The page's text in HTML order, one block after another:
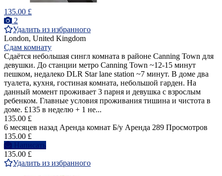
135.00 £
2
Удалить из избранного
London, United Kingdom
Сдам комнату
Сдаётся небольшая сингл комната в районе Canning Town для
девушки. До станции метро Canning Town ~12-15 минут
пешком, недалеко DLR Star lane station ~7 минут. В доме два
туалета, кухня, гостиная комната, небольшой гарден. На
данный момент проживает 3 парня и девушка с взрослым
ребенком. Главные условия проживания тишина и чистота в
доме. £135 в неделю + 1 не...
135.00 £
6 месяцев назад Аренда комнат Б/у Аренда 289 Просмотров
135.00 £
Написать
135.00 £
Удалить из избранного